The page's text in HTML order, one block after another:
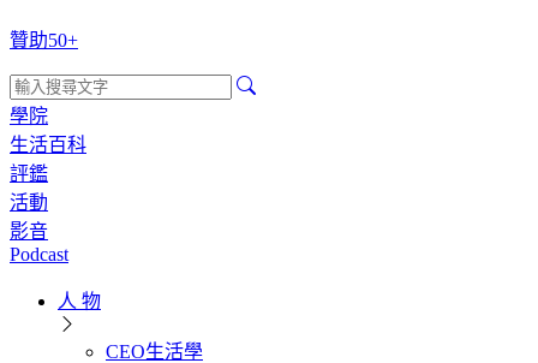
贊助50+
學院
生活百科
評鑑
活動
影音
Podcast
人 物
CEO生活學